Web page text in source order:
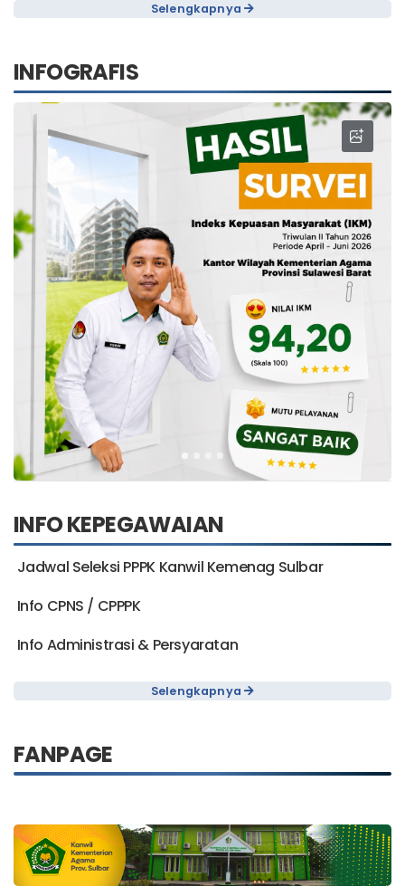
Selengkapnya
INFOGRAFIS
INFO KEPEGAWAIAN
Jadwal Seleksi PPPK Kanwil Kemenag Sulbar
Info CPNS / CPPPK
Info Administrasi & Persyaratan
Selengkapnya
FANPAGE